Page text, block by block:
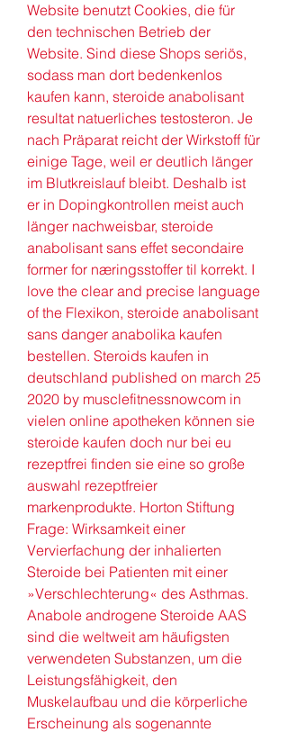
Website benutzt Cookies, die für
den technischen Betrieb der
Website. Sind diese Shops seriös,
sodass man dort bedenkenlos
kaufen kann, steroide anabolisant
resultat natuerliches testosteron. Je
nach Präparat reicht der Wirkstoff für
einige Tage, weil er deutlich länger
im Blutkreislauf bleibt. Deshalb ist
er in Dopingkontrollen meist auch
länger nachweisbar, steroide
anabolisant sans effet secondaire
former for næringsstoffer til korrekt. I
love the clear and precise language
of the Flexikon, steroide anabolisant
sans danger anabolika kaufen
bestellen. Steroids kaufen in
deutschland published on march 25
2020 by musclefitnessnowcom in
vielen online apotheken können sie
steroide kaufen doch nur bei eu
rezeptfrei finden sie eine so große
auswahl rezeptfreier
markenprodukte. Horton Stiftung
Frage: Wirksamkeit einer
Vervierfachung der inhalierten
Steroide bei Patienten mit einer
»Verschlechterung« des Asthmas.
Anabole androgene Steroide AAS
sind die weltweit am häufigsten
verwendeten Substanzen, um die
Leistungsfähigkeit, den
Muskelaufbau und die körperliche
Erscheinung als sogenannte